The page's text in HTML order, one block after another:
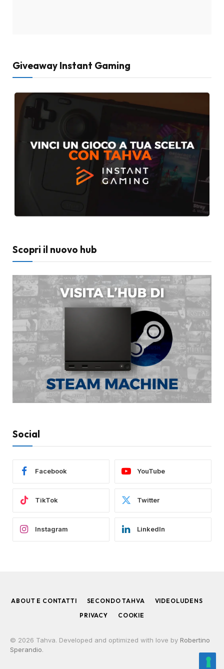
Giveaway Instant Gaming
Scopri il nuovo hub
Social
Facebook YouTube
TikTok Twitter
Instagram LinkedIn
ABOUT E CONTATTI SECONDO TAHVA
VIDEOLUDENS
PRIVACY
COOKIE
© 2026 Tahva. Developed and optimized with love by Robertino
Sperandio.